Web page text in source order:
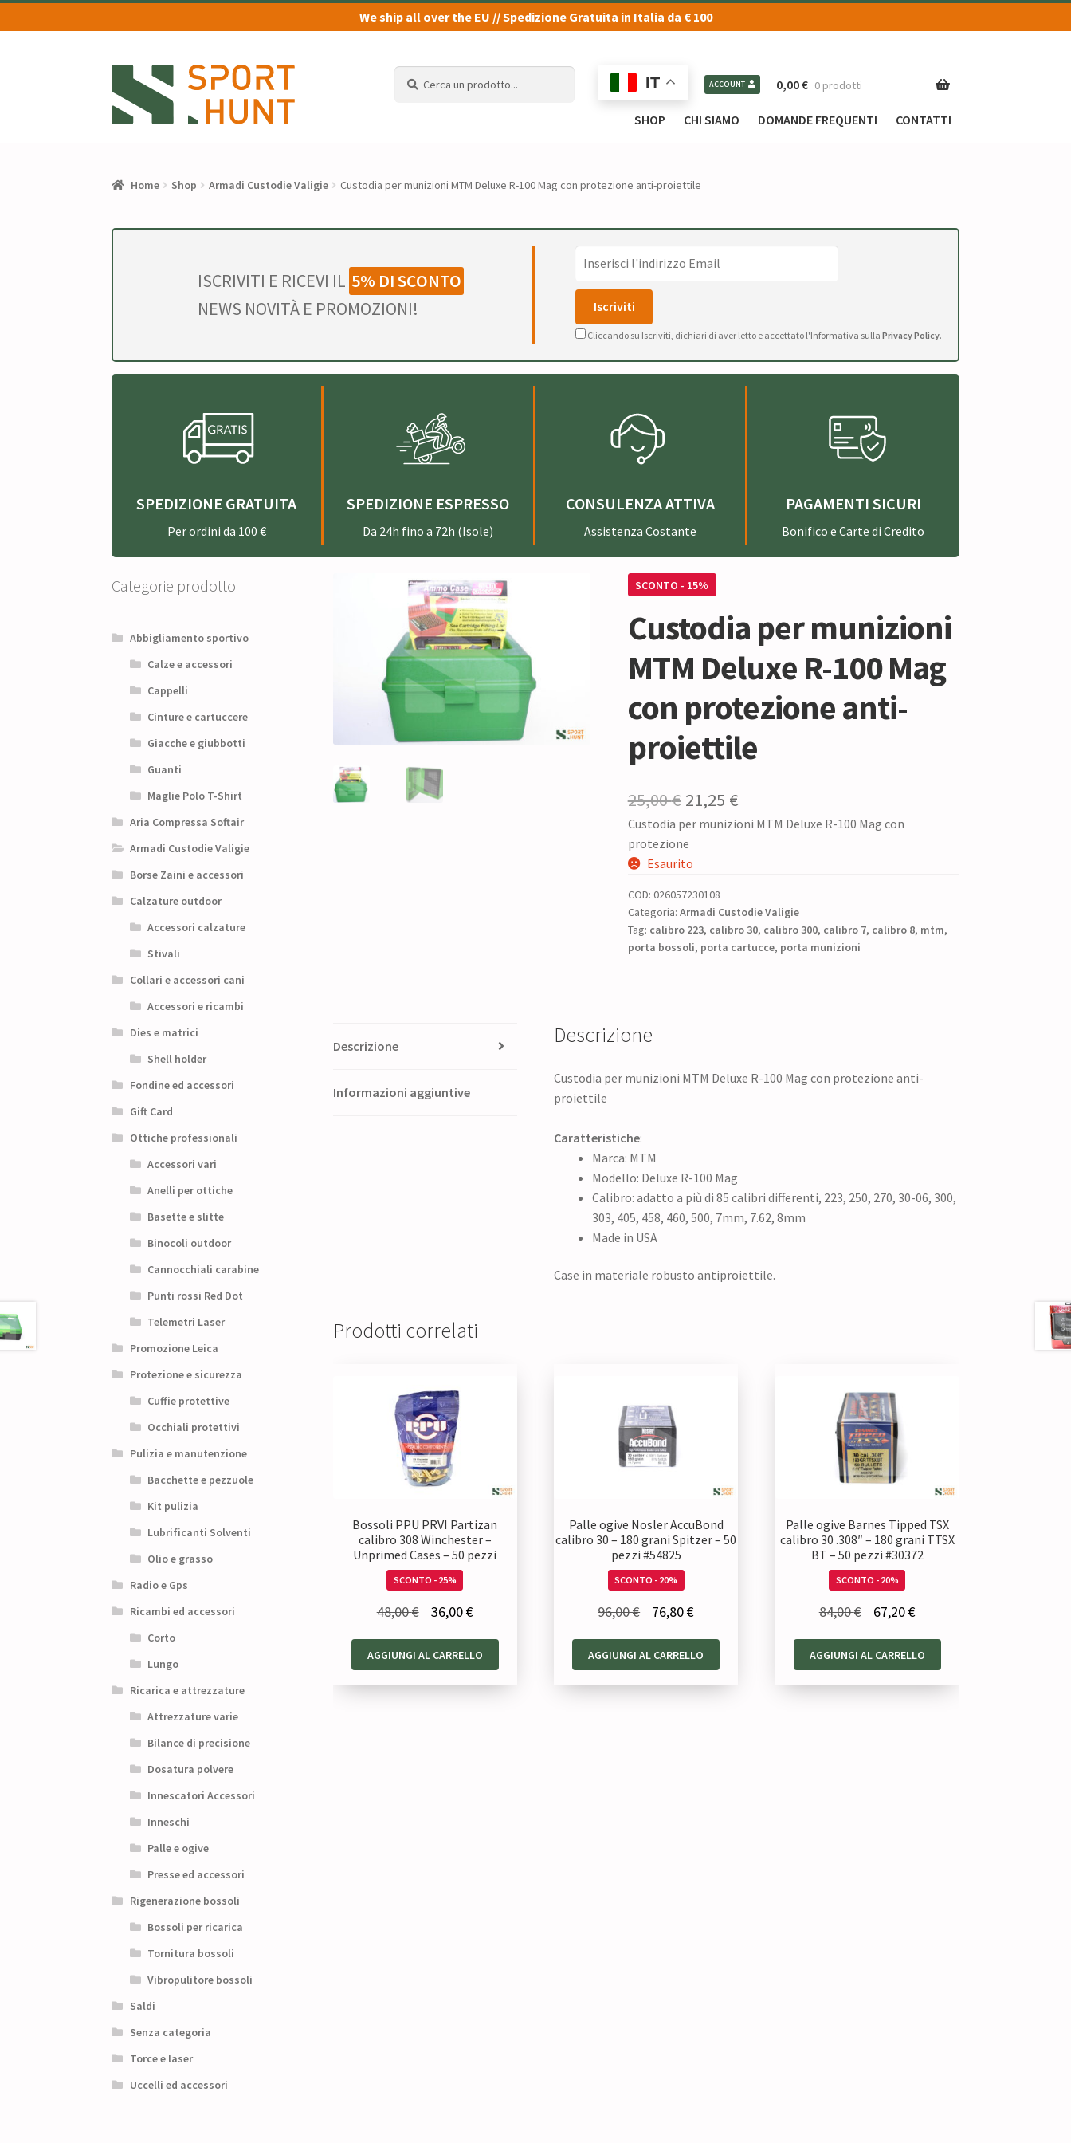
We ship all over the EU // Spedizione Gratuita in Italia da € 100
alla
navigazione
al
contenuto
IT ACCOUNT 0,00€ 0 prodotti
SHOP CHI SIAMO DOMANDE FREQUENTI CONTATTI
Home Shop Armadi Custodie Valigie Custodia per munizioni MTM Deluxe R-100 Mag con protezione anti-proiettile
ISCRIVITI E RICEVI IL 5% DI SCONTO
NEWS NOVITÀ E PROMOZIONI!
Cliccando su Iscriviti, dichiari di aver letto e accettato l'Informativa sulla Privacy Policy.
SPEDIZIONE GRATUITA
Per ordini da 100 €
SPEDIZIONE ESPRESSO
Da 24h fino a 72h (Isole)
CONSULENZA ATTIVA
Assistenza Costante
PAGAMENTI SICURI
Bonifico e Carte di Credito
SCONTO - 15%
Custodia per munizioni
MTM Deluxe R-100 Mag
con protezione anti-
proiettile
25,00€ Il
prezzo
originale
25,00 €.
21,25 €Il
prezzo
21,25 €.
Custodia per munizioni MTM Deluxe R-100 Mag con
protezione
Esaurito
COD: 026057230108
Categoria: Armadi Custodie Valigie
Tag: calibro 223, calibro 30, calibro 300, calibro 7, calibro 8, mtm,
porta bossoli, porta cartucce, porta munizioni
Descrizione
Informazioni aggiuntive
Descrizione
Custodia per munizioni MTM Deluxe R-100 Mag con protezione anti-
proiettile
Caratteristiche:
Marca: MTM
Modello: Deluxe R-100 Mag
Calibro: adatto a più di 85 calibri differenti, 223, 250, 270, 30-06, 300,
303, 405, 458, 460, 500, 7mm, 7.62, 8mm
Made in USA
Case in materiale robusto antiproiettile.
Prodotti correlati
Bossoli PPU PRVI Partizan
calibro 308 Winchester –
Unprimed Cases – 50 pezzi
SCONTO - 25%
48,00€
originale
36,00€Il
attuale
AGGIUNGI AL CARRELLO
Palle ogive Nosler AccuBond
calibro 30 – 180 grani Spitzer – 50
pezzi #54825
SCONTO - 20%
96,00€
originale
76,80€Il
attuale
AGGIUNGI AL CARRELLO
Palle ogive Barnes Tipped TSX
calibro 30 .308″ – 180 grani TTSX
BT – 50 pezzi #30372
SCONTO - 20%
84,00€
originale
67,20€Il
attuale
AGGIUNGI AL CARRELLO
Categorie prodotto
Abbigliamento sportivo
Calze e accessori
Cappelli
Cinture e cartuccere
Giacche e giubbotti
Guanti
Maglie Polo T-Shirt
Aria Compressa Softair
Armadi Custodie Valigie
Borse Zaini e accessori
Calzature outdoor
Accessori calzature
Stivali
Collari e accessori cani
Accessori e ricambi
Dies e matrici
Shell holder
Fondine ed accessori
Gift Card
Ottiche professionali
Accessori vari
Anelli per ottiche
Basette e slitte
Binocoli outdoor
Cannocchiali carabine
Punti rossi Red Dot
Telemetri Laser
Promozione Leica
Protezione e sicurezza
Cuffie protettive
Occhiali protettivi
Pulizia e manutenzione
Bacchette e pezzuole
Kit pulizia
Lubrificanti Solventi
Olio e grasso
Radio e Gps
Ricambi ed accessori
Corto
Lungo
Ricarica e attrezzature
Attrezzature varie
Bilance di precisione
Dosatura polvere
Innescatori Accessori
Inneschi
Palle e ogive
Presse ed accessori
Rigenerazione bossoli
Bossoli per ricarica
Tornitura bossoli
Vibropulitore bossoli
Saldi
Senza categoria
Torce e laser
Uccelli ed accessori